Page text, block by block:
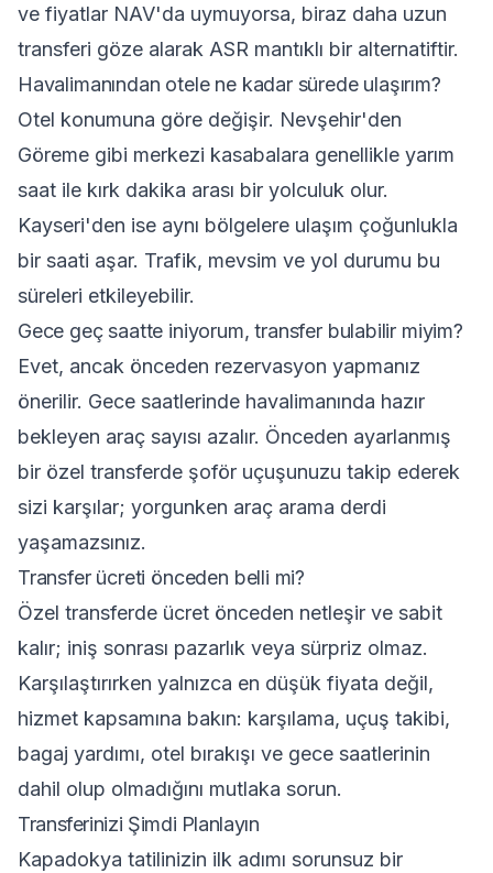
ve fiyatlar NAV'da uymuyorsa, biraz daha uzun
transferi göze alarak ASR mantıklı bir alternatiftir.
Havalimanından otele ne kadar sürede ulaşırım?
Otel konumuna göre değişir. Nevşehir'den
Göreme gibi merkezi kasabalara genellikle yarım
saat ile kırk dakika arası bir yolculuk olur.
Kayseri'den ise aynı bölgelere ulaşım çoğunlukla
bir saati aşar. Trafik, mevsim ve yol durumu bu
süreleri etkileyebilir.
Gece geç saatte iniyorum, transfer bulabilir miyim?
Evet, ancak önceden rezervasyon yapmanız
önerilir. Gece saatlerinde havalimanında hazır
bekleyen araç sayısı azalır. Önceden ayarlanmış
bir özel transferde şoför uçuşunuzu takip ederek
sizi karşılar; yorgunken araç arama derdi
yaşamazsınız.
Transfer ücreti önceden belli mi?
Özel transferde ücret önceden netleşir ve sabit
kalır; iniş sonrası pazarlık veya sürpriz olmaz.
Karşılaştırırken yalnızca en düşük fiyata değil,
hizmet kapsamına bakın: karşılama, uçuş takibi,
bagaj yardımı, otel bırakışı ve gece saatlerinin
dahil olup olmadığını mutlaka sorun.
Transferinizi Şimdi Planlayın
Kapadokya tatilinizin ilk adımı sorunsuz bir